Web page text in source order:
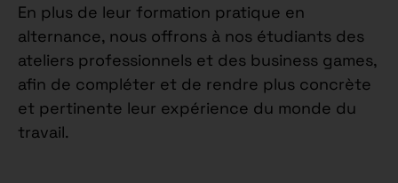
En plus de leur formation pratique en
alternance, nous offrons à nos étudiants des
ateliers professionnels et des business games,
afin de compléter et de rendre plus concrète
et pertinente leur expérience du monde du
travail.